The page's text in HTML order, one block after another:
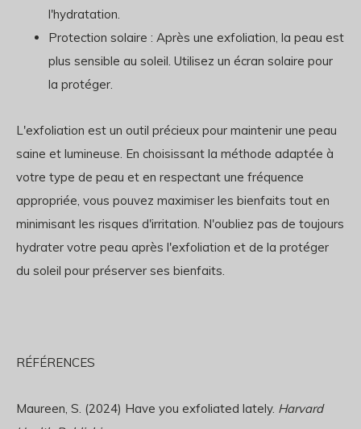
l'hydratation.
Protection solaire : Après une exfoliation, la peau est
plus sensible au soleil. Utilisez un écran solaire pour
la protéger.
L'exfoliation est un outil précieux pour maintenir une peau
saine et lumineuse. En choisissant la méthode adaptée à
votre type de peau et en respectant une fréquence
appropriée, vous pouvez maximiser les bienfaits tout en
minimisant les risques d'irritation. N'oubliez pas de toujours
hydrater votre peau après l'exfoliation et de la protéger
du soleil pour préserver ses bienfaits.
RÉFÉRENCES
Maureen, S. (2024) Have you exfoliated lately. Harvard